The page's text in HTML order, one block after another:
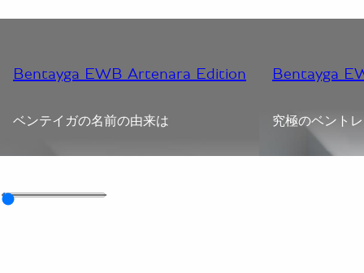
Bentayga EWB Artenara Edition
ベンテイガの名前の由来は
Bentayga
究極のベント